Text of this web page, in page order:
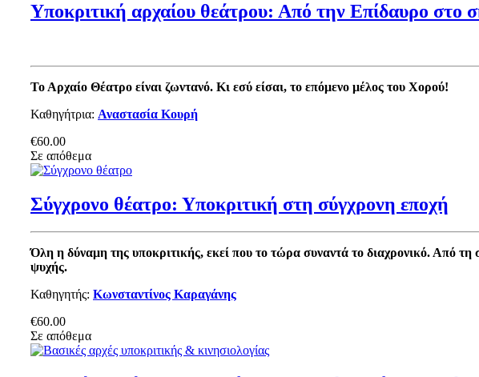
Υποκριτική αρχαίου θεάτρου: Από την Επίδαυρο στο
Το Αρχαίο Θέατρο είναι ζωντανό. Κι εσύ είσαι, το επόμενο μέλος του Χορού!
Καθηγήτρια: Αναστασία Κουρή
€60.00
Σε απόθεμα
Σύγχρονο θέατρο: Υποκριτική στη σύγχρονη εποχή
Όλη η δύναμη της υποκριτικής, εκεί που το τώρα συναντά το διαχρονικό. Από τη
ψυχής.
Καθηγητής: Κωνσταντίνος Καραγάνης
€60.00
Σε απόθεμα